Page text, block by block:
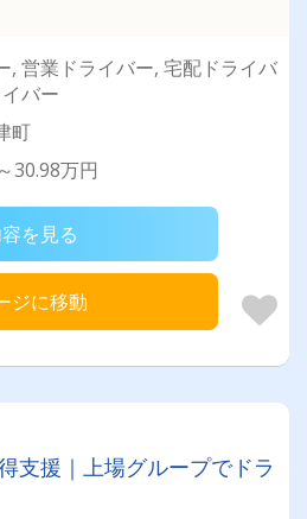
, 営業ドライバー, 宅配ドライバ
バー
町
30.98万円
を見る
ジに移動
支援｜上場グループでドラ